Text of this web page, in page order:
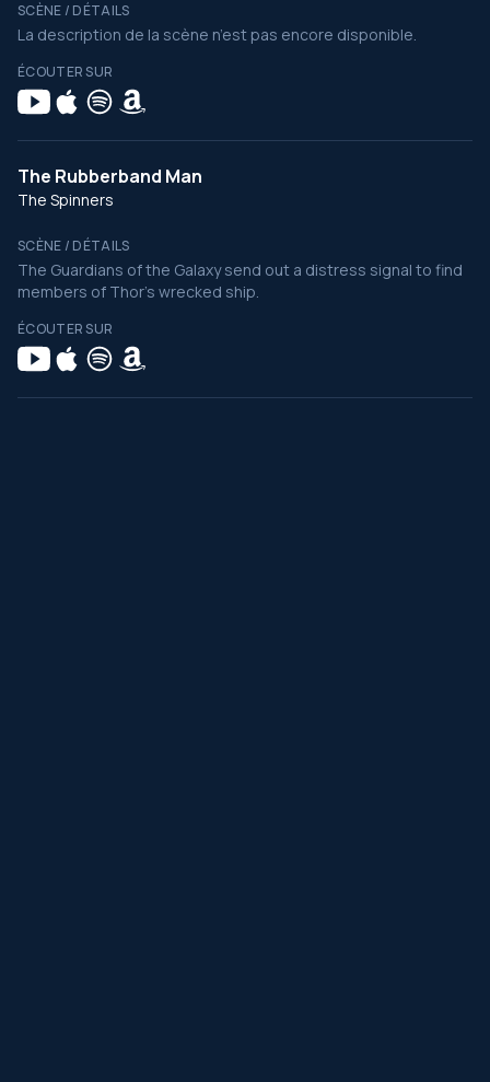
SCÈNE / DÉTAILS
La description de la scène n’est pas encore disponible.
ÉCOUTER SUR
The Rubberband Man
The Spinners
SCÈNE / DÉTAILS
The Guardians of the Galaxy send out a distress signal to find
members of Thor's wrecked ship.
ÉCOUTER SUR